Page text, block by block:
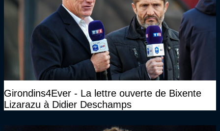
Girondins4Ever - La lettre ouverte de Bixente
Lizarazu à Didier Deschamps